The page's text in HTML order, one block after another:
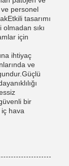
personel
tasarımı
sıkı
için
ihtiyaç
ve
bir
hava